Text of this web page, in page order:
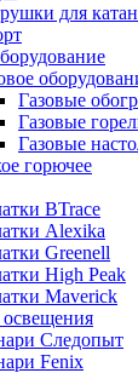
для
Газовые
Газовые
Газовые
горючее
BTrace
Alexika
Greenell
High Peak
Maverick
Следопыт
Fenix